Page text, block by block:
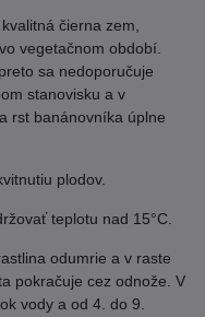
čierna zem,
vegetačnom období.
sa nedoporučuje
stanovisku a v
rst banánovníka úplne
plodov.
teplotu nad 15°C.
odumrie a v raste
pokračuje cez odnože. V
vody a od 4. do 9.